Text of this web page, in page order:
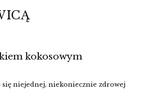
kokosowym
niejednej, niekoniecznie zdrowej